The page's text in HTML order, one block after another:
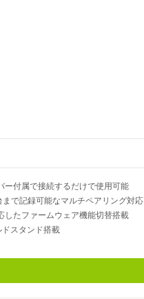
ー付属で接続するだけで使用可能
で記録可能なマルチペアリング対応
したファームウェア機能切替搭載
ドスタンド搭載